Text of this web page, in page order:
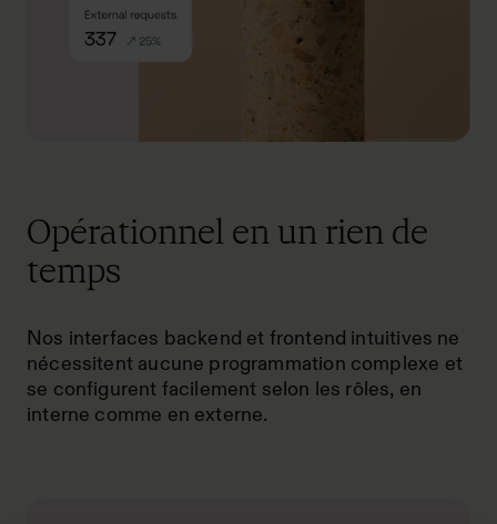
Opérationnel en un rien de
temps
Nos interfaces backend et frontend intuitives ne
nécessitent aucune programmation complexe et
se configurent facilement selon les rôles, en
interne comme en externe.